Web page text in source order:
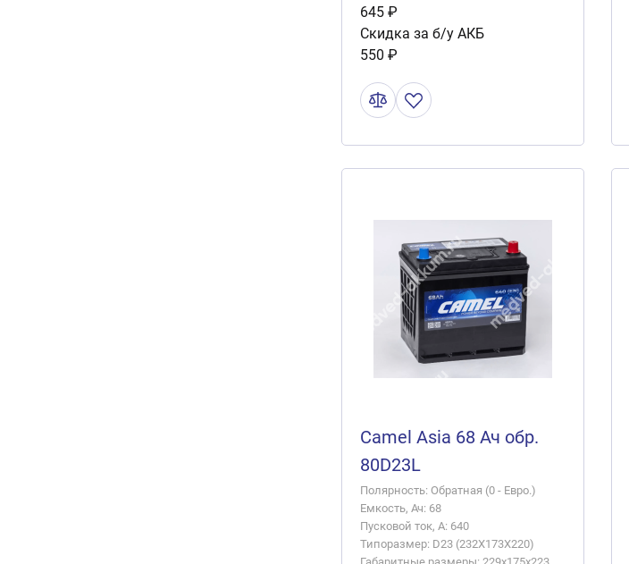
645 ₽
Скидка за б/у АКБ
550 ₽
Camel Asia 68 Ач обр.
80D23L
Полярность: Обратная (0 - Евро.)
Емкость, Ач: 68
Пусковой ток, А: 640
Типоразмер: D23 (232X173X220)